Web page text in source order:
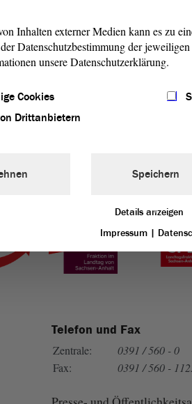
insgesamt dasselbe Aussehen. Auf
zwei), anschließend wird er in die
von Sachsen-Anhalt
Telefon und Fax
Zentrale:
0391 / 560 - 0
Fax:
0391 / 560 -
Inhalten externer Medien kann es zu
Datenschutzbestimmung der
unsere Datenschutzerklärung.
Cookies
Drittanbietern
Speichern
Details anzeigen
Impressum |